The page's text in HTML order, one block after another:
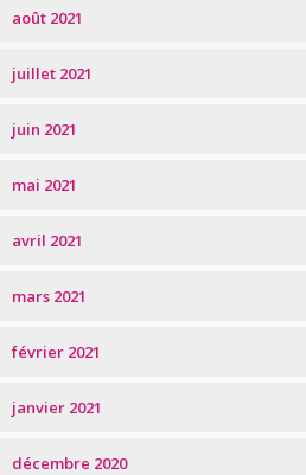
août 2021
juillet 2021
juin 2021
mai 2021
avril 2021
mars 2021
février 2021
janvier 2021
décembre 2020